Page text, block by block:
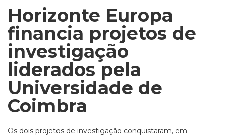
Horizonte Europa
financia projetos de
investigação
liderados pela
Universidade de
Coimbra
Os dois projetos de investigação conquistaram, em